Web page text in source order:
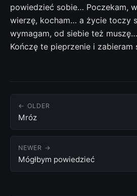
powiedzieć sobie… Poczekam,
wierzę, kocham… a życie toczy
wymagam, od siebie też
Kończę te pieprzenie i zabieram
← OLDER
Mróz
NEWER →
Mógłbym powiedzieć